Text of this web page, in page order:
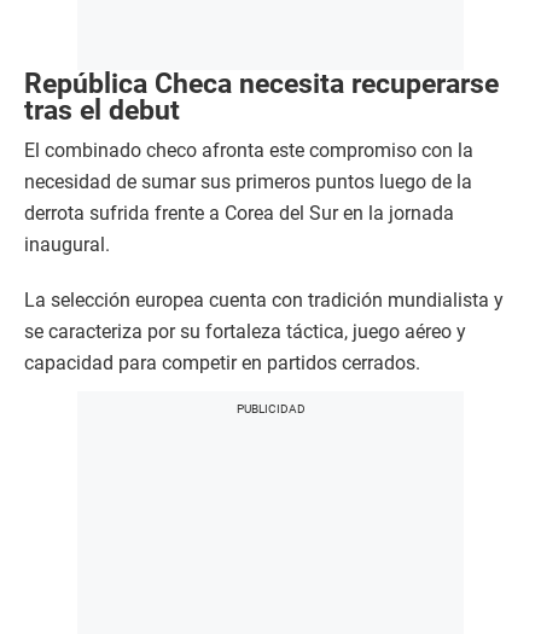
República Checa necesita recuperarse
tras el debut
El combinado checo afronta este compromiso con la
necesidad de sumar sus primeros puntos luego de la
derrota sufrida frente a Corea del Sur en la jornada
inaugural.
La selección europea cuenta con tradición mundialista y
se caracteriza por su fortaleza táctica, juego aéreo y
capacidad para competir en partidos cerrados.